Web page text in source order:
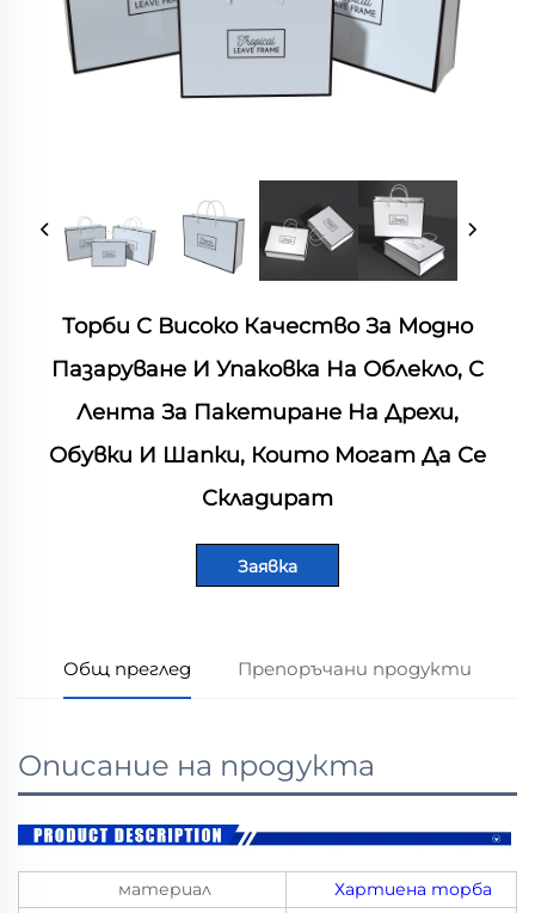
Торби С Високо Качество За Модно
Пазаруване И Упаковка На Облекло, С
Лента За Пакетиране На Дрехи,
Обувки И Шапки, Които Могат Да Се
Складират
Заявка
Общ преглед Препоръчани продукти
Описание на продукта
материал
Хартиена торба